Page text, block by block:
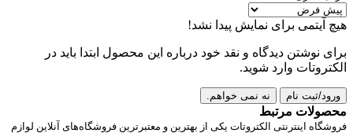
هیچ آیتمی برای نمایش پیدا نشد!
برای نوشتن دیدگاه و نقد خود درباره این محصول ابتدا باید در
الکتروتات وارد شوید.
ورود/ثبت نام نه نمی خواهم.
محصولات مرتبط
فروشگاه اینترنتی الکتروتات یکی از بهترین و معتبرترین فروشگاه‌های آنلاین لوازم